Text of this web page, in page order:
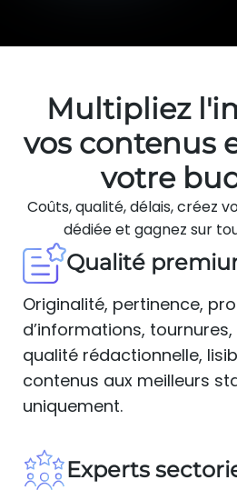
Multipliez
vos contenus
votre
Coûts, qualité, délais, créez
dédiée et gagnez sur
Qualité
Originalité, pertinence,
d’informations,
qualité rédactionnelle,
contenus aux meilleurs
uniquement.
Experts